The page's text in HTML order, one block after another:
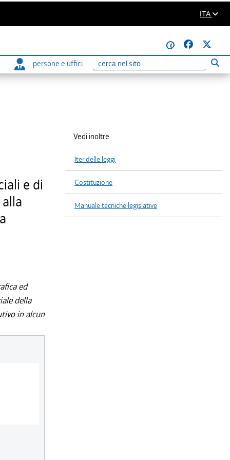
ITA
@
persone e uffici
Ricerca
e di
ed
della
in alcun
Vedi inoltre
Iter delle leggi
Costituzione
Manuale tecniche legislative